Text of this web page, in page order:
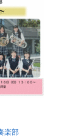
楽部